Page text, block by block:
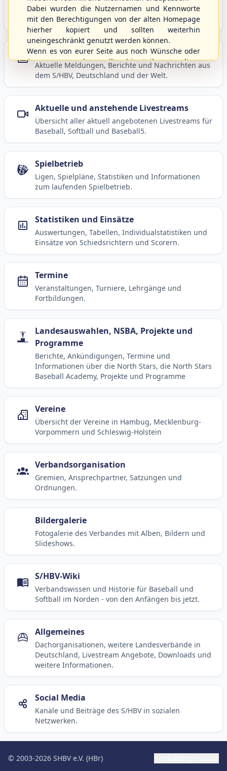
Grundlagen und Hintergründe zu Baseball, Softball
und Baseball5.
Berichte und Neuigkeiten
Aktuelle Meldungen, Berichte und Nachrichten aus
dem S/HBV, Deutschland und der Welt.
Aktuelle und anstehende Livestreams
Übersicht aller aktuell angebotenen Livestreams für
Baseball, Softball und Baseball5.
Spielbetrieb
Ligen, Spielpläne, Statistiken und Informationen
zum laufenden Spielbetrieb.
Statistiken und Einsätze
Auswertungen, Tabellen, Individualstatistiken und
Einsätze von Schiedsrichtern und Scorern.
Termine
Veranstaltungen, Turniere, Lehrgänge und
Fortbildungen.
Landesauswahlen, NSBA, Projekte und
Programme
Berichte, Ankündigungen, Termine und
Informationen über die North Stars, die North Stars
Baseball Academy, Projekte und Programme
Vereine
Übersicht der Vereine in Hambug, Mecklenburg-
Vorpommern und Schleswig-Holstein
Verbandsorganisation
Gremien, Ansprechpartner, Satzungen und
Ordnungen.
Bildergalerie
Fotogalerie des Verbandes mit Alben, Bildern und
Slideshows.
S/HBV-Wiki
Verbandswissen und Historie für Baseball und
Softball im Norden - von den Anfängen bis jetzt.
Allgemeines
Dachorganisationen, weitere Landesverbände in
Deutschland, Livestream Angebote, Downloads und
weitere Informationen.
Social Media
Kanäle und Beiträge des S/HBV in sozialen
Netzwerken.
© 2003-2026 SHBV e.V. (HBr)
Dabei wurden die Nutzernamen und Kennworte
mit den Berechtigungen von der alten Homepage
hierher kopiert und sollten weiterhin
uneingeschränkt genutzt werden können.
Wenn es von eurer Seite aus noch Wünsche oder
Anregungen geben sollte, könnt ihr uns diese
gerne an die Verbandsadresseinfo@shbvnet.de